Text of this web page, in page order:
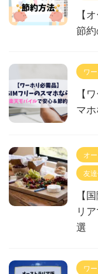
【
節約
ワ
【
マ
オ
友
【
リ
選
ワ